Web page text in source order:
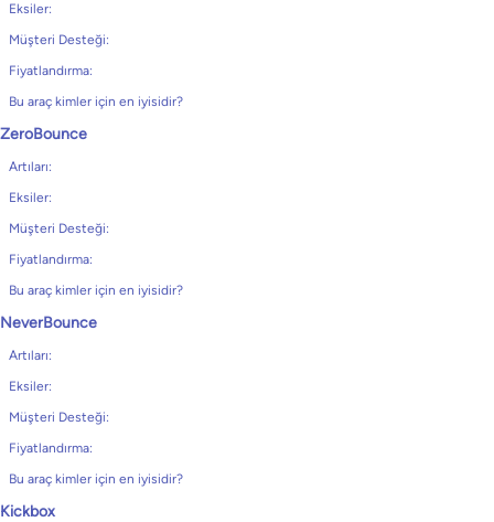
Eksiler:
Müşteri Desteği:
Fiyatlandırma:
Bu araç kimler için en iyisidir?
ZeroBounce
Artıları:
Eksiler:
Müşteri Desteği:
Fiyatlandırma:
Bu araç kimler için en iyisidir?
NeverBounce
Artıları:
Eksiler:
Müşteri Desteği:
Fiyatlandırma:
Bu araç kimler için en iyisidir?
Kickbox